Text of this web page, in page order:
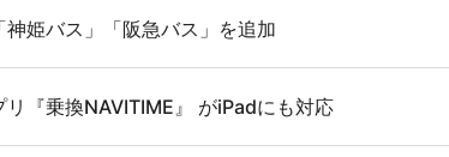
神姫バス」「阪急バス」を追加
『乗換NAVITIME』 がiPadにも対応